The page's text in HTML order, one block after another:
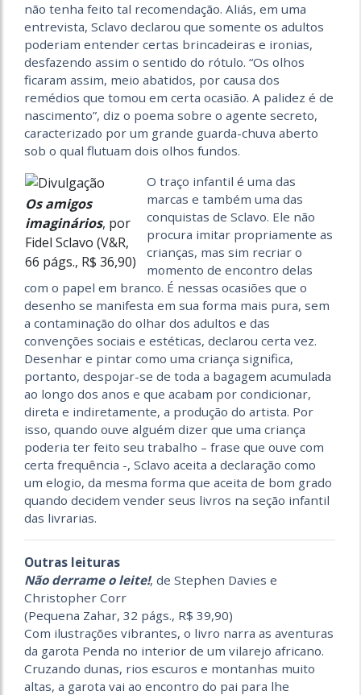
não tenha feito tal recomendação. Aliás, em uma
entrevista, Sclavo declarou que somente os adultos
poderiam entender certas brincadeiras e ironias,
desfazendo assim o sentido do rótulo. “Os olhos
ficaram assim, meio abatidos, por causa dos
remédios que tomou em certa ocasião. A palidez é de
nascimento”, diz o poema sobre o agente secreto,
caracterizado por um grande guarda-chuva aberto
sob o qual flutuam dois olhos fundos.
Os amigos
imaginários, por
Fidel Sclavo (V&R,
66 págs., R$ 36,90)
O traço infantil é uma das
marcas e também uma das
conquistas de Sclavo. Ele não
procura imitar propriamente as
crianças, mas sim recriar o
momento de encontro delas
com o papel em branco. É nessas ocasiões que o
desenho se manifesta em sua forma mais pura, sem
a contaminação do olhar dos adultos e das
convenções sociais e estéticas, declarou certa vez.
Desenhar e pintar como uma criança significa,
portanto, despojar-se de toda a bagagem acumulada
ao longo dos anos e que acabam por condicionar,
direta e indiretamente, a produção do artista. Por
isso, quando ouve alguém dizer que uma criança
poderia ter feito seu trabalho – frase que ouve com
certa frequência -, Sclavo aceita a declaração como
um elogio, da mesma forma que aceita de bom grado
quando decidem vender seus livros na seção infantil
das livrarias.
Outras leituras
Não derrame o leite!, de Stephen Davies e
Christopher Corr
(Pequena Zahar, 32 págs., R$ 39,90)
Com ilustrações vibrantes, o livro narra as aventuras
da garota Penda no interior de um vilarejo africano.
Cruzando dunas, rios escuros e montanhas muito
altas, a garota vai ao encontro do pai para lhe